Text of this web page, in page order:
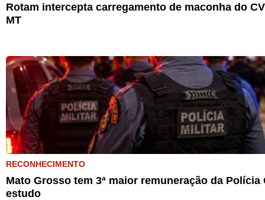
Rotam intercepta carregamento de maconha do
MT
RECONHECIMENTO
Mato Grosso tem 3ª maior remuneração da Polícia
estudo